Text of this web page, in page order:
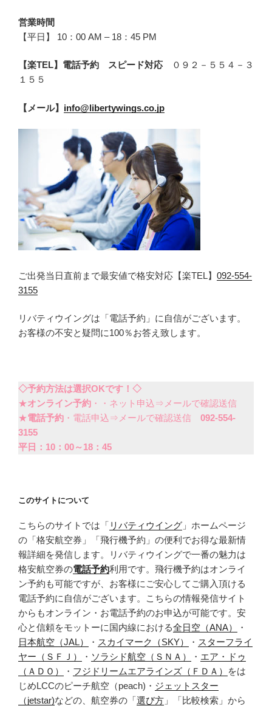
営業時間
【平日】 10：00 AM – 18：45 PM
【楽TEL】電話予約 スピード対応
０９２－５５４－３
１５５
【メール】 info@libertywings.co.jp
ご出発当日直前まで最安値で格安対応【楽TEL】 092-554-
3155
リバティウイングは「電話予約」に自信がございます。
お客様の不安と疑問に100％お答え致します。
◇予約方法は選択OKです！◇
★オンライン予約 ・・ネット申込⇒メールで確認送信
★電話予約 ・電話申込⇒メールで確認送信 092-554-
3155
平日：10：00～18：45
このサイトについて
こちらのサイトでは「 リバティウイング 」ホームページ
の「格安航空券」「飛行機予約」の便利でお得な最新情
報詳細を発信します。リバティウイングで一番の魅力は
格安航空券の電話予約利用です。飛行機予約はオンライ
ン予約も可能ですが、お客様にご安心してご購入頂ける
電話予約に自信がございます。こちらの情報発信サイト
からもオンライン・お電話予約のお申込が可能です。安
心と信頼をモットーに国内線における全日空（ANA）
・
日本航空（JAL）
・ スカイマーク（SKY） ・ スターフライ
ヤー（ＳＦＪ）
・ ソラシド航空（ＳＮＡ） ・ エア・ドゥ
（ＡＤＯ）
・ フジドリームエアラインズ（ＦＤＡ）
をは
じめLCCのピーチ航空（peach)・ ジェットスター
（jetstar)などの、航空券の「選び方 」「比較検索」から